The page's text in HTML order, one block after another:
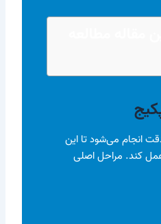
انجام می‌شود تا این
کند. مراحل اصلی